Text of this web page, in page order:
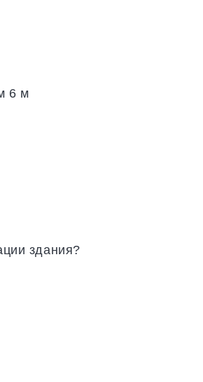
6 м
здания?